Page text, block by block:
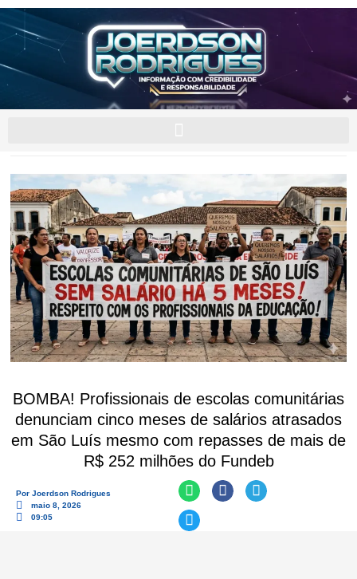
BOMBA! Profissionais de escolas comunitárias
denunciam cinco meses de salários atrasados
em São Luís mesmo com repasses de mais de
R$ 252 milhões do Fundeb
Por Joerdson Rodrigues
maio 8, 2026
09:05